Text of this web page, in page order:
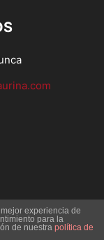
los derechos
experiencia de
para la
de nuestra política de